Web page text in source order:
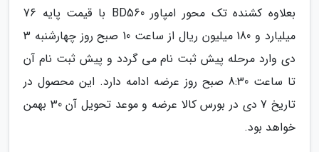
بعلاوه کشنده تک محور امپاور BD560 با قیمت پایه 76
میلیارد و 180 میلیون ریال از ساعت 10 صبح روز چهارشنبه 3
دی وارد مرحله پیش ثبت نام می گردد و پیش ثبت نام آن
تا ساعت 8:30 صبح روز عرضه ادامه دارد. این محصول در
تاریخ 7 دی در بورس کالا عرضه و موعد تحویل آن 30 بهمن
خواهد بود.